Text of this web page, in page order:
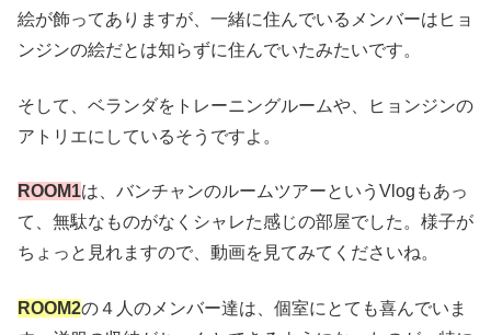
絵が飾ってありますが、一緒に住んでいるメンバーはヒョ
ンジンの絵だとは知らずに住んでいたみたいです。
そして、ベランダをトレーニングルームや、ヒョンジンの
アトリエにしているそうですよ。
ROOM1は、バンチャンのルームツアーというVlogもあっ
て、無駄なものがなくシャレた感じの部屋でした。様子が
ちょっと見れますので、動画を見てみてくださいね。
ROOM2の４人のメンバー達は、個室にとても喜んでいま